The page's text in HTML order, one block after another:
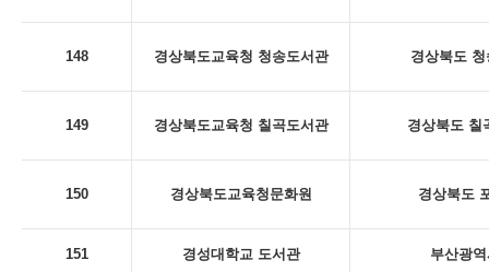
148 경상북도교육청 청송도서관 경상북도
149 경상북도교육청 칠곡도서관 경상북도 칠
150 경상북도교육청문화원 경상북도
151 경성대학교 도서관 부산광